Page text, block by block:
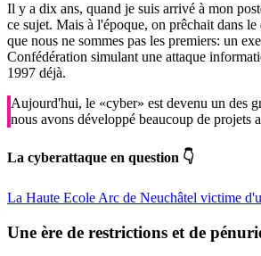
Il y a dix ans, quand je suis arrivé à mon
ce sujet. Mais à l'époque, on prêchait dans le
que nous ne sommes pas les premiers: un
Confédération simulant une attaque
1997 déjà.
Aujourd'hui, le «cyber» est devenu un des
nous avons développé beaucoup de projets
La cyberattaque en question 👇
La Haute Ecole Arc de Neuchâtel victime
Une ère de restrictions et de